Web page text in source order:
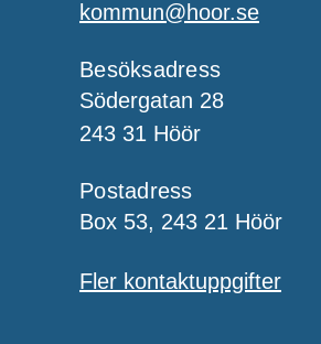
kommun@hoor.se
Besöksadress
Södergatan 28
243 31 Höör
Postadress
Box 53, 243 21 Höör
Fler kontaktuppgifter